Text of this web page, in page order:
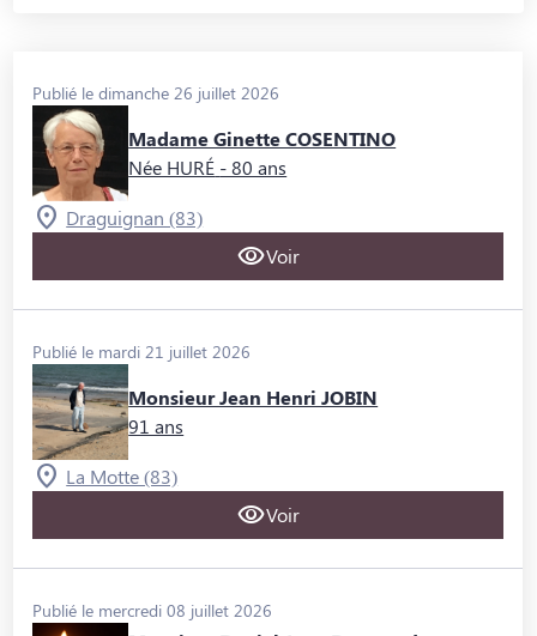
Publié le dimanche 26 juillet 2026
Madame Ginette COSENTINO
Née HURÉ - 80 ans
Draguignan (83)
Voir
Publié le mardi 21 juillet 2026
Monsieur Jean Henri JOBIN
91 ans
La Motte (83)
Voir
Publié le mercredi 08 juillet 2026